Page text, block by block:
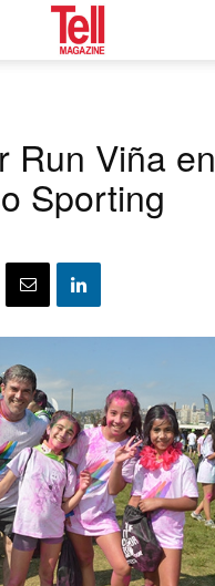
Run Viña en
Sporting